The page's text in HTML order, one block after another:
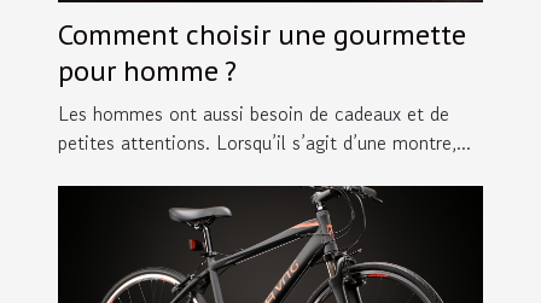
Comment choisir une gourmette
pour homme ?
Les hommes ont aussi besoin de cadeaux et de
petites attentions. Lorsqu’il s’agit d’une montre,...